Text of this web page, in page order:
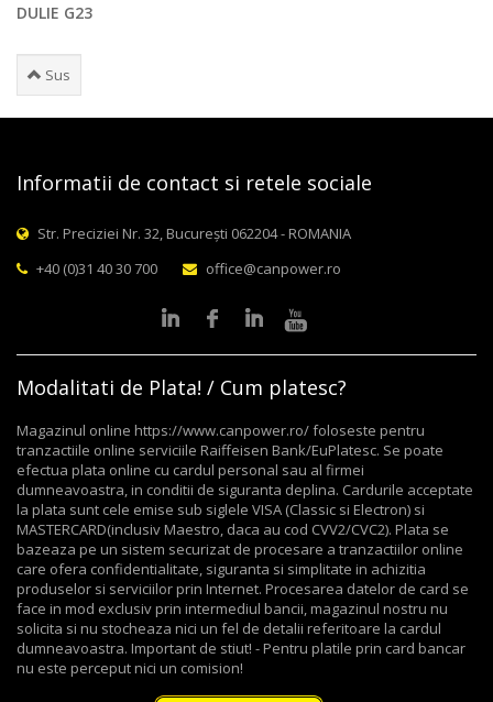
DULIE G23
Sus
Informatii de contact si retele sociale
Str. Preciziei Nr. 32, București 062204 - ROMANIA
+40 (0)31 40 30 700
office@canpower.ro
Modalitati de Plata! / Cum platesc?
Magazinul online https://www.canpower.ro/ foloseste pentru
tranzactiile online serviciile Raiffeisen Bank/EuPlatesc. Se poate
efectua plata online cu cardul personal sau al firmei
dumneavoastra, in conditii de siguranta deplina. Cardurile acceptate
la plata sunt cele emise sub siglele VISA (Classic si Electron) si
MASTERCARD(inclusiv Maestro, daca au cod CVV2/CVC2). Plata se
bazeaza pe un sistem securizat de procesare a tranzactiilor online
care ofera confidentialitate, siguranta si simplitate in achizitia
produselor si serviciilor prin Internet. Procesarea datelor de card se
face in mod exclusiv prin intermediul bancii, magazinul nostru nu
solicita si nu stocheaza nici un fel de detalii referitoare la cardul
dumneavoastra. Important de stiut! - Pentru platile prin card bancar
nu este perceput nici un comision!